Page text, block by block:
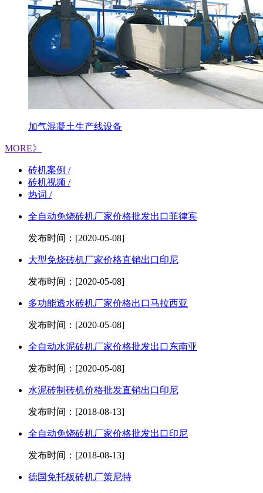
加气混凝土生产线设备
MORE》
砖机案例 /
砖机视频 /
热词 /
全自动免烧砖机厂家价格批发出口菲律宾
发布时间：[2020-05-08]
大型免烧砖机厂家价格直销出口印尼
发布时间：[2020-05-08]
多功能透水砖机厂家价格出口马拉西亚
发布时间：[2020-05-08]
全自动水泥砖机厂家价格批发出口东南亚
发布时间：[2020-05-08]
水泥砖制砖机价格批发直销出口印尼
发布时间：[2018-08-13]
全自动免烧砖机厂家价格批发出口印尼
发布时间：[2018-08-13]
德国免托板砖机厂策尼特